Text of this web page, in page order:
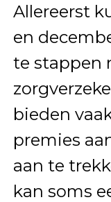
Allereerst
en
te stappen
bieden
premies
aan te
kan soms